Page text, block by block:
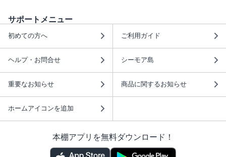
サポートメニュー
初めての方へ ご利用ガイド
ヘルプ・お問合せ シーモア島
重要なお知らせ 商品に関するお知らせ
ホームアイコンを追加
本棚アプリを無料ダウンロード！